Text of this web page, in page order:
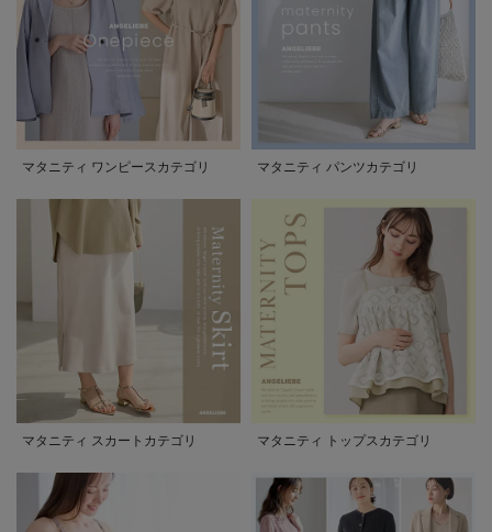
マタニティ ワンピースカテゴリ マタニティ パンツカテゴリ
マタニティ スカートカテゴリ マタニティ トップスカテゴリ